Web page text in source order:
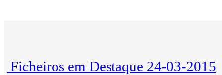
Ficheiros em Destaque 24-03-2015